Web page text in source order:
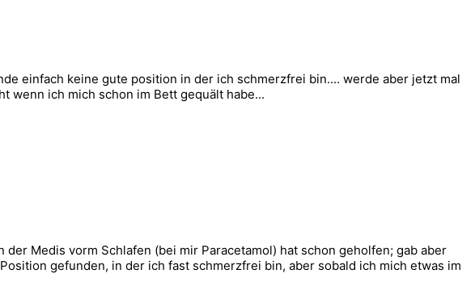
einfach keine gute position in der ich schmerzfrei bin.... werde aber jetzt mal
wenn ich mich schon im Bett gequält habe...
Medis vorm Schlafen (bei mir Paracetamol) hat schon geholfen; gab aber
gefunden, in der ich fast schmerzfrei bin, aber sobald ich mich etwas im